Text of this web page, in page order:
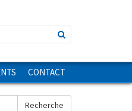
CONTACT
Recherche